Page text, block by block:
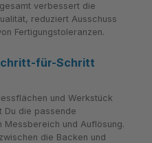
verbessert die
reduziert Ausschuss
Fertigungstoleranzen.
für-Schritt
und Werkstück
Du die passende
und Auflösung.
die Backen und